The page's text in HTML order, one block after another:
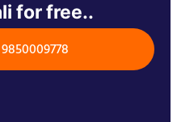
for free..